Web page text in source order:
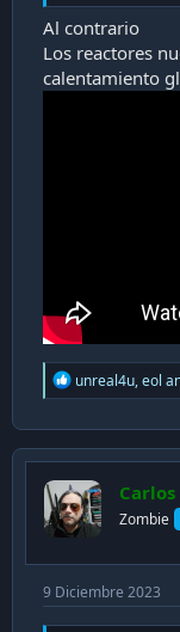
Saludos.
Al contrario
Los reactores
calentamiento
R
e
c
t
o
n
s
unreal4u,eol
Carlos
Zombie
9 Diciembre 2023